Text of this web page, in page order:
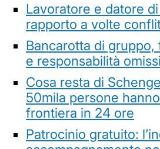
Lavoratore e datore
rapporto a volte
Bancarotta di gruppo,
e responsabilità
Cosa resta di
50mila persone
frontiera in 24 ore
Patrocinio gratuito: